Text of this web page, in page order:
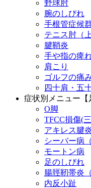
野球肘
腕のしびれ
手根管症候
テニス肘（
腱鞘炎
手や指の痺
肩こり
ゴルフの痛
四十肩・五
症状別メニュー【
O脚
TFCC損傷(
アキレス腱
シーバー病
モートン病
足のしびれ
腸脛靭帯炎
内反小趾